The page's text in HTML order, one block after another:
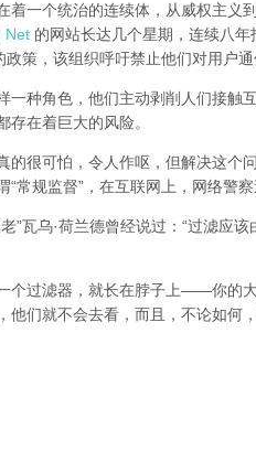
着一个统治的连续体，从威权主义
Net 的网站长达几个星期，连续八
政策，该组织呼吁禁止他们对用户通
一种角色，他们主动剥削人们接触
存在着巨大的风险。
的很可怕，令人作呕，但解决这个
“常规监督”，在互联网上，网络警
”瓦乌·荷兰德曾经说过：“过滤应
个过滤器，就长在脖子上——你的
他们就不会去看，而且，不论如何